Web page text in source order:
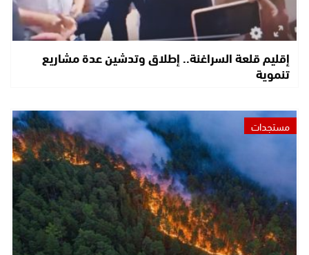
إقليم قلعة السراغنة.. إطلاق وتدشين عدة مشاريع
تنموية
مستجدات